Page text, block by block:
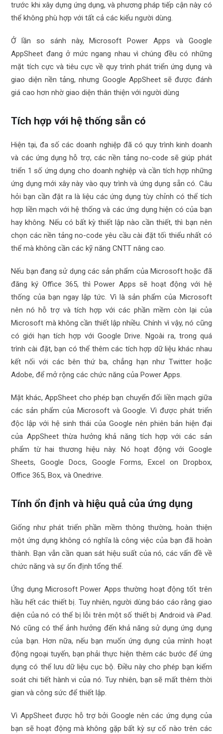
trước khi xây dựng ứng dụng, và phương pháp tiếp cận này có
thể không phù hợp với tất cả các kiểu người dùng.
Ở lần so sánh này, Microsoft Power Apps và Google
AppSheet đang ở mức ngang nhau vì chúng đều có những
mặt tích cực và tiêu cực về quy trình phát triển ứng dụng và
giao diện nền tảng, nhưng Google AppSheet sẽ được đánh
giá cao hơn nhờ giao diện thân thiện với người dùng
Tích hợp với hệ thống sẵn có
Hiện tại, đa số các doanh nghiệp đã có quy trình kinh doanh
và các ứng dụng hỗ trợ, các nền tảng no-code sẽ giúp phát
triển 1 số ứng dụng cho doanh nghiệp và cần tích hợp những
ứng dụng mới xây này vào quy trình và ứng dụng sẵn có. Câu
hỏi bạn cần đặt ra là liệu các ứng dụng tùy chỉnh có thể tích
hợp liền mạch với hệ thống và các ứng dụng hiện có của bạn
hay không. Nếu có bất kỳ thiết lập nào cần thiết, thì bạn nên
chọn các nền tảng no-code yêu cầu cài đặt tối thiểu nhất có
thể mà không cần các kỹ năng CNTT nâng cao.
Nếu bạn đang sử dụng các sản phẩm của Microsoft hoặc đã
đăng ký Office 365, thì Power Apps sẽ hoạt động với hệ
thống của bạn ngay lập tức. Vì là sản phẩm của Microsoft
nên nó hỗ trợ và tích hợp với các phần mềm còn lại của
Microsoft mà không cần thiết lập nhiều. Chính vì vậy, nó cũng
có giới hạn tích hợp với Google Drive. Ngoài ra, trong quá
trình cài đặt, bạn có thể thêm các tích hợp dữ liệu khác nhau
kết nối với các bên thứ ba, chẳng hạn như Twitter hoặc
Adobe, để mở rộng các chức năng của Power Apps.
Mặt khác, AppSheet cho phép bạn chuyển đổi liền mạch giữa
các sản phẩm của Microsoft và Google. Vì được phát triển
độc lập với hệ sinh thái của Google nên phiên bản hiện đại
của AppSheet thừa hưởng khả năng tích hợp với các sản
phẩm từ hai thương hiệu này. Nó hoạt động với Google
Sheets, Google Docs, Google Forms, Excel on Dropbox,
Office 365, Box, và Onedrive.
Tính ổn định và hiệu quả của ứng dụng
Giống như phát triển phần mềm thông thường, hoàn thiện
một ứng dụng không có nghĩa là công việc của bạn đã hoàn
thành. Bạn vẫn cần quan sát hiệu suất của nó, các vấn đề về
chức năng và sự ổn định tổng thể.
Ứng dụng Microsoft Power Apps thường hoạt động tốt trên
hầu hết các thiết bị. Tuy nhiên, người dùng báo cáo rằng giao
diện của nó có thể bị lỗi trên một số thiết bị Android và iPad.
Nó cũng có thể ảnh hưởng đến khả năng sử dụng ứng dụng
của bạn. Hơn nữa, nếu bạn muốn ứng dụng của mình hoạt
động ngoại tuyến, bạn phải thực hiện thêm các bước để ứng
dụng có thể lưu dữ liệu cục bộ. Điều này cho phép bạn kiểm
soát chi tiết hành vi của nó. Tuy nhiên, bạn sẽ mất thêm thời
gian và công sức để thiết lập.
Vì AppSheet được hỗ trợ bởi Google nên các ứng dụng của
bạn sẽ hoạt động mà không gặp bất kỳ sự cố nào trên các